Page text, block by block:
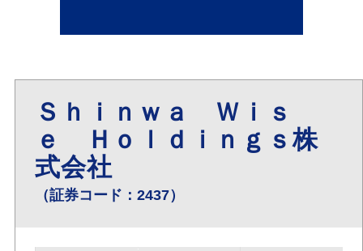
Ｓｈｉｎｗａ Ｗｉｓ
ｅ Ｈｏｌｄｉｎｇｓ株
式会社
（証券コード：2437）